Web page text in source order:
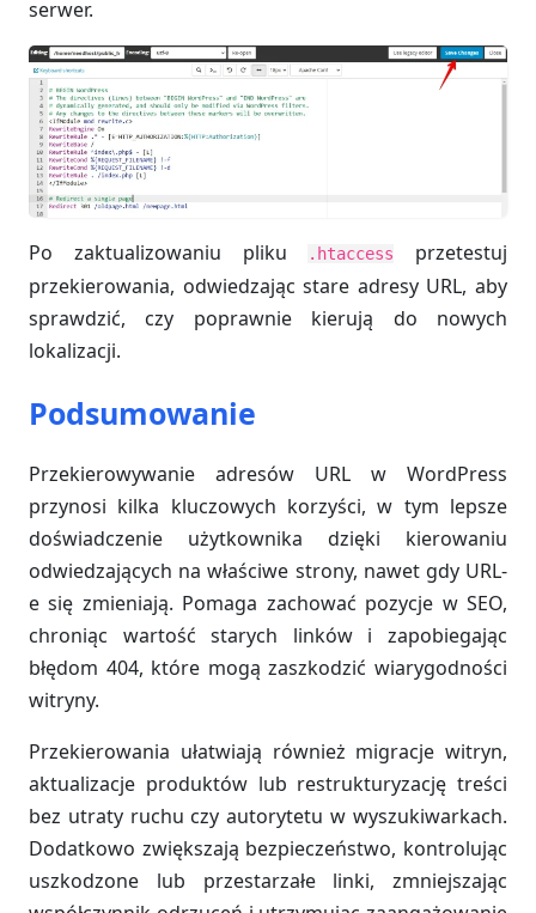
serwer.
Po zaktualizowaniu pliku .htaccess
przetestuj
przekierowania, odwiedzając stare adresy URL, aby
sprawdzić, czy poprawnie kierują do nowych
lokalizacji.
Podsumowanie
Przekierowywanie adresów URL w WordPress
przynosi kilka kluczowych korzyści, w tym lepsze
doświadczenie użytkownika dzięki kierowaniu
odwiedzających na właściwe strony, nawet gdy URL-
e się zmieniają. Pomaga zachować pozycje w SEO,
chroniąc wartość starych linków i zapobiegając
błędom 404, które mogą zaszkodzić wiarygodności
witryny.
Przekierowania ułatwiają również migracje witryn,
aktualizacje produktów lub restrukturyzację treści
bez utraty ruchu czy autorytetu w wyszukiwarkach.
Dodatkowo zwiększają bezpieczeństwo, kontrolując
uszkodzone lub przestarzałe linki, zmniejszając